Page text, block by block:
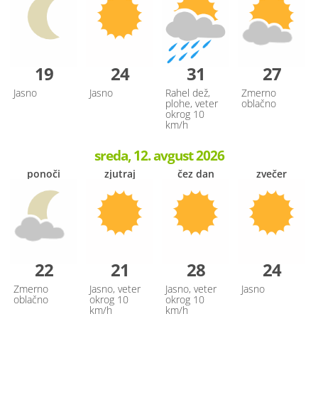
19
Jasno
24
Jasno
31
Rahel dež,
plohe, veter
okrog 10
km/h
27
Zmerno
oblačno
sreda, 12. avgust 2026
ponoči
22
Zmerno
oblačno
zjutraj
21
Jasno, veter
okrog 10
km/h
čez dan
28
Jasno, veter
okrog 10
km/h
zvečer
24
Jasno